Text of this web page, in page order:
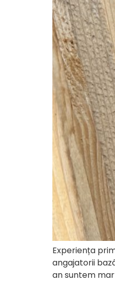
Experiența
angajatorii
an suntem